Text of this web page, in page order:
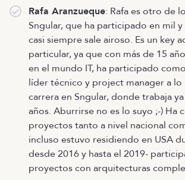
Rafa Aranzueque: Rafa es otro de
Sngular, que ha participado en mil y
casi siempre sale airoso. Es un key
particular, ya que con más de 15
en el mundo IT, ha participado
líder técnico y project manager a lo
carrera en Sngular, donde trabaja
años. Aburrirse no es lo suyo ;-) Ha
proyectos tanto a nivel nacional
incluso estuvo residiendo en USA
desde 2016 y hasta el 2019-
proyectos con arquitecturas